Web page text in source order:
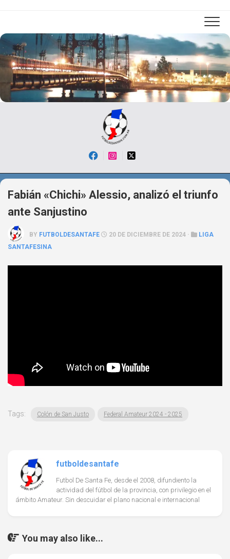
Fabián «Chichi» Alessio, analizó el triunfo
ante Sanjustino
BY FUTBOLDESANTAFE 20 DE DICIEMBRE DE 2024 ·
LIGA
SANTAFESINA
Tags: Colón de San Justo Federal Amateur 2024 - 2025
futboldesantafe
Futbol De Santa Fe, desde el 2008, difundiento la
actividad del fútbol de la provincia, con privilegio en el
ámbito Amateur. Sin descuidar el plano nacional e internacional
You may also like...